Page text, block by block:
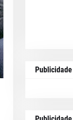
Publicidade